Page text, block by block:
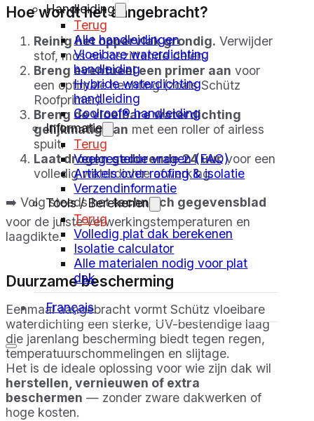
Handleiding
Terug
Alle handleidingen
Vloeibare waterdichting
handleiding
Hybride waterdichting
handleiding
Coolroof® handleiding
Informatie
Terug
Veelgestelde vragen (FAQ)
Artikels over roofing & isolatie
Verzendinformatie
Tools / Berekenen
Terug
Volledig plat dak berekenen
Isolatie calculator
Alle materialen nodig voor plat
dak
Français
Hoe wordt het aangebracht?
Reinig het oppervlak grondig. Verwijder
stof, mos en loszittende delen.
Breng eventueel een primer aan voor
een optimale hechting (zoals Schütz
Roofprimer).
Breng de vloeibare waterdichting
gelijkmatig aan met een roller of airless
spuit.
Laat drogen gedurende 24 uurvoor een
volledig waterdichte afwerking.
➡️ Volg steeds hettechnisch gegevensblad
voor de juiste verwerkingstemperaturen en
laagdikte.
Duurzame bescherming
Eenmaal aangebracht vormt Schütz vloeibare
waterdichting een sterke, UV-bestendige laag
die jarenlang bescherming biedt tegen regen,
temperatuurschommelingen en slijtage.
Het is de ideale oplossing voor wie zijn dak wil
herstellen, vernieuwen of extra
beschermen — zonder zware dakwerken of
hoge kosten.